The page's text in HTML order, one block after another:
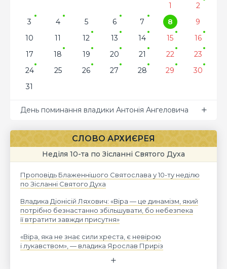
1
2
3
4 5 6 7 8
9
10
11 12 13 14 15
16
17
18 19 20 21 22
23
24
25 26 27 28 29
30
31
День поминання владики Антонія Ангеловича
СЛОВО АРХИЄРЕЯ
Неділя 10-та по Зісланні Святого Духа
Проповідь Блаженнішого Святослава у 10-ту неділю
по Зісланні Святого Духа
Владика Діонісій Ляхович: «Віра — це динамізм, який
потрібно безнастанно збільшувати, бо небезпека
її втратити завжди присутня»
«Віра, яка не знає сили хреста, є невірою
і лукавством», — владика Ярослав Приріз